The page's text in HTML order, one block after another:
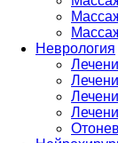
Неврология